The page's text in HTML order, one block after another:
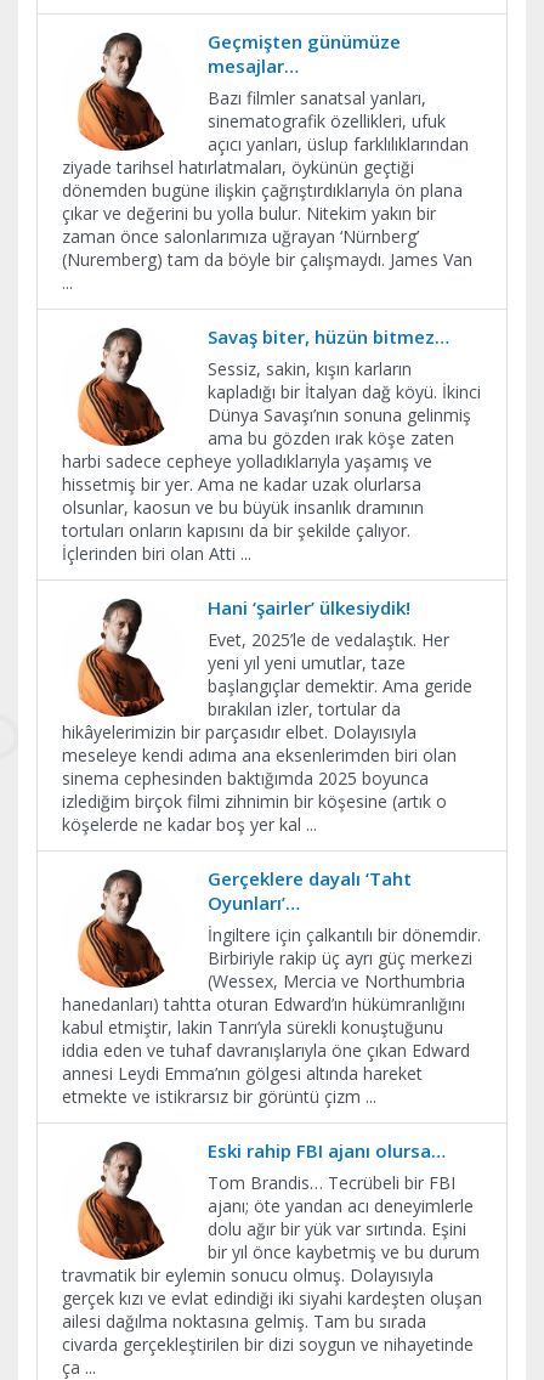
Geçmişten günümüze
mesajlar…
Bazı filmler sanatsal yanları,
sinematografik özellikleri, ufuk
açıcı yanları, üslup farklılıklarından
ziyade tarihsel hatırlatmaları, öykünün geçtiği
dönemden bugüne ilişkin çağrıştırdıklarıyla ön plana
çıkar ve değerini bu yolla bulur. Nitekim yakın bir
zaman önce salonlarımıza uğrayan ‘Nürnberg’
(Nuremberg) tam da böyle bir çalışmaydı. James Van
...
Savaş biter, hüzün bitmez…
Sessiz, sakin, kışın karların
kapladığı bir İtalyan dağ köyü. İkinci
Dünya Savaşı’nın sonuna gelinmiş
ama bu gözden ırak köşe zaten
harbi sadece cepheye yolladıklarıyla yaşamış ve
hissetmiş bir yer. Ama ne kadar uzak olurlarsa
olsunlar, kaosun ve bu büyük insanlık dramının
tortuları onların kapısını da bir şekilde çalıyor.
İçlerinden biri olan Atti ...
Hani ‘şairler’ ülkesiydik!
Evet, 2025’le de vedalaştık. Her
yeni yıl yeni umutlar, taze
başlangıçlar demektir. Ama geride
bırakılan izler, tortular da
hikâyelerimizin bir parçasıdır elbet. Dolayısıyla
meseleye kendi adıma ana eksenlerimden biri olan
sinema cephesinden baktığımda 2025 boyunca
izlediğim birçok filmi zihnimin bir köşesine (artık o
köşelerde ne kadar boş yer kal ...
Gerçeklere dayalı ‘Taht
Oyunları’…
İngiltere için çalkantılı bir dönemdir.
Birbiriyle rakip üç ayrı güç merkezi
(Wessex, Mercia ve Northumbria
hanedanları) tahtta oturan Edward’ın hükümranlığını
kabul etmiştir, lakin Tanrı’yla sürekli konuştuğunu
iddia eden ve tuhaf davranışlarıyla öne çıkan Edward
annesi Leydi Emma’nın gölgesi altında hareket
etmekte ve istikrarsız bir görüntü çizm ...
Eski rahip FBI ajanı olursa…
Tom Brandis… Tecrübeli bir FBI
ajanı; öte yandan acı deneyimlerle
dolu ağır bir yük var sırtında. Eşini
bir yıl önce kaybetmiş ve bu durum
travmatik bir eylemin sonucu olmuş. Dolayısıyla
gerçek kızı ve evlat edindiği iki siyahi kardeşten oluşan
ailesi dağılma noktasına gelmiş. Tam bu sırada
civarda gerçekleştirilen bir dizi soygun ve nihayetinde
ça ...